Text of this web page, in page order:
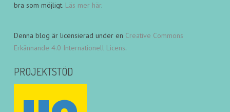
bra som möjligt. Läs mer här.
Denna blog är licensierad under en Creative Commons
Erkännande 4.0 Internationell Licens.
PROJEKTSTÖD